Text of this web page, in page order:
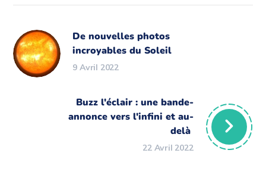
De nouvelles photos
incroyables du Soleil
9 Avril 2022
Buzz l'éclair : une bande-
annonce vers l'infini et au-
delà
22 Avril 2022